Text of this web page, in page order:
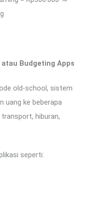
Budgeting Apps
old-school, sistem
uang ke beberapa
hiburan,
seperti: